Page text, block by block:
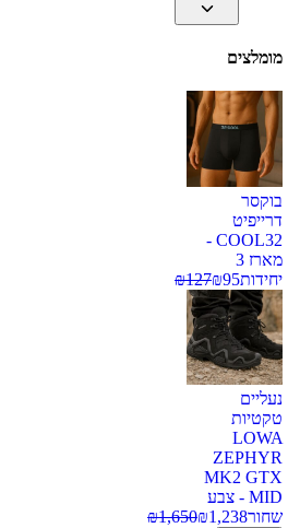
מומלצים
בוקסר
דרייפיט
COOL32 -
מארז 3
יחידות
₪95
₪127
נעליים
טקטיות
LOWA
ZEPHYR
MK2 GTX
MID - צבע
שחור
₪1,238
₪1,650